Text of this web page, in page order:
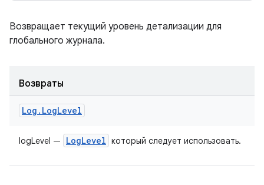
Возвращает текущий уровень детализации для
глобального журнала.
Возвраты
Log . LogLevel
logLevel — LogLevel который следует использовать.